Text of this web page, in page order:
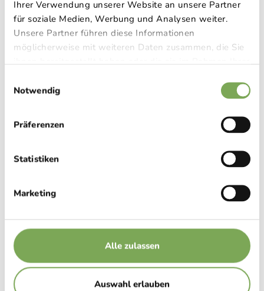
Ihrer Verwendung unserer Website an unsere Partner
für soziale Medien, Werbung und Analysen weiter.
Unsere Partner führen diese Informationen
möglicherweise mit weiteren Daten zusammen, die Sie
Notwendig
Präferenzen
Statistiken
Marketing
Alle zulassen
Auswahl erlauben
Zomerkaart
Gemarineerde bladsalade met gebakken kipreepjes
Entrecote met kruidenboter, spekbonen en aardappelen
in aluminiumfolie